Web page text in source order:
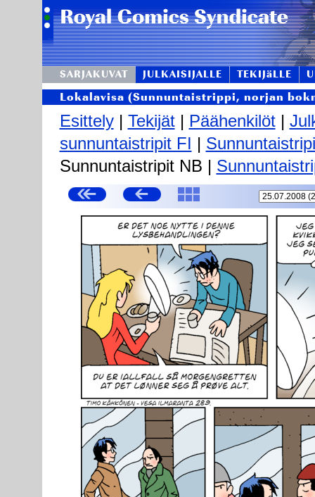
SARJAKUVAT JULKAISIJALLE TEKIJäLLE
Lokalavisa (Sunnuntaistrippi, norjan
Esittely| Tekijät| Päähenkilöt|
sunnuntaistripit FI |
Sunnuntaistripit NB |